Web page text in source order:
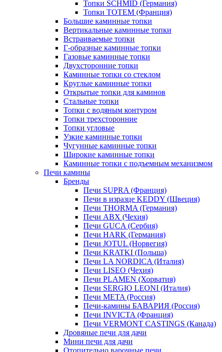
Топки SCHMID (Германия)
Топки TOTEM (Франция)
Большие каминные топки
Вертикальные каминные топки
Встраиваемые топки
Г-образные каминные топки
Газовые каминные топки
Двухсторонние топки
Каминные топки со стеклом
Круглые каминные топки
Открытые топки для каминов
Стальные топки
Топки с водяным контуром
Топки трехсторонние
Топки угловые
Узкие каминные топки
Чугунные каминные топки
Широкие каминные топки
Каминные топки с подъемным механизмом
Печи камины
Бренды
Печи SUPRA (Франция)
Печи в изразце KEDDY (Швеция)
Печи THORMA (Германия)
Печи ABX (Чехия)
Печи GUCA (Сербия)
Печи HARK (Германия)
Печи JOTUL (Норвегия)
Печи KRATKI (Польша)
Печи LA NORDICA (Италия)
Печи LISEO (Чехия)
Печи PLAMEN (Хорватия)
Печи SERGIO LEONI (Италия)
Печи META (Россия)
Печи-камины БАВАРИЯ (Россия)
Печи INVICTA (Франция)
Печи VERMONT CASTINGS (Канада)
Дровяные печи для дачи
Мини печи для дачи
Отопительно варочные печи